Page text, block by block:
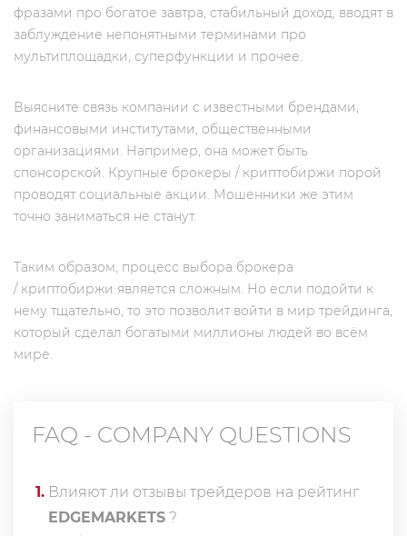
фразами про богатое завтра, стабильный доход, вводят в
заблуждение непонятными терминами про
мультиплощадки, суперфункции и прочее.
Выясните связь компании с известными брендами,
финансовыми институтами, общественными
организациями. Например, она может быть
спонсорской. Крупные брокеры / криптобиржи порой
проводят социальные акции. Мошенники же этим
точно заниматься не станут.
Таким образом, процесс выбора брокера
/ криптобиржи является сложным. Но если подойти к
нему тщательно, то это позволит войти в мир трейдинга,
который сделал богатыми миллионы людей во всём
мире.
FAQ - COMPANY QUESTIONS
1. Влияют ли отзывы трейдеров на рейтинг
EDGEMARKETS ?